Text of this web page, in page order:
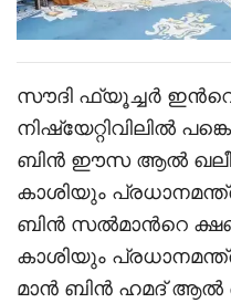
സൗദി ഫ്യൂച്ചർ
നിഷ്യേറ്റിവിലിൽ
ബിൻ ഈസ ആൽ
കാശിയും
ബിൻ സൽമാൻറെ
കാശിയും
മാൻ ബിൻ ഹമദ് ആൽ